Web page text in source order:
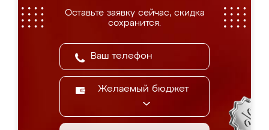
Оставьте заявку сейчас, скидка
сохранится.
Желаемый бюджет